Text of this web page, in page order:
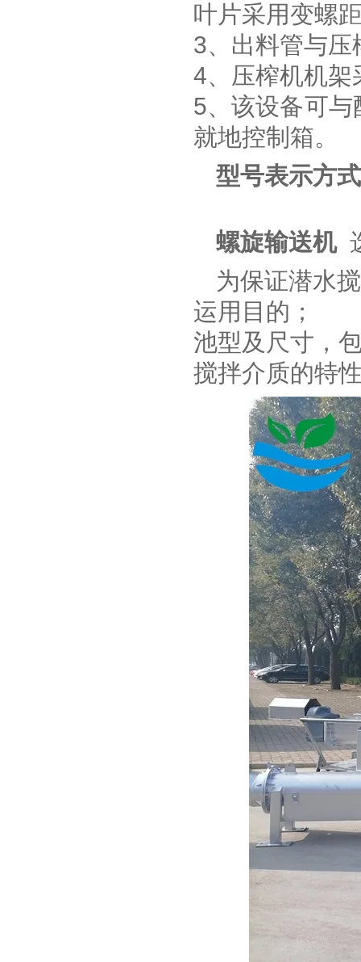
叶片采用变螺
3、出料管与
4、压榨机机架
5、该设备可
就地控制箱。
型号表示方
螺旋输送机
为保证潜水
运用目的；
池型及尺寸，
搅拌介质的特